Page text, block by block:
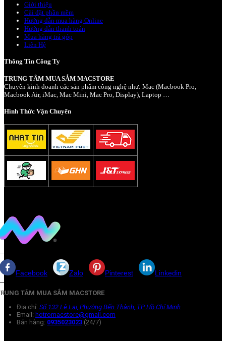
Giới thiệu
Cài đặt phần mềm
Hướng dẫn mua hàng Online
Hướng dẫn thanh toán
Mua hàng trả góp
Liên Hệ
Thông Tin Công Ty
TRUNG TÂM MUA SẮM MACSTORE
Chuyên kinh doanh các sản phẩm công nghệ như: Mac (Macbook Pro,
Macbook Air, iMac, Mac Mini, Mac Pro, Display), Laptop …
Hình Thức Vận Chuyển
Facebook Zalo Pinterest Linkedin
TÂM MUA SẮM MACSTORE
Địa chỉ: Số 132 Lê Lai, Phường Bến Thành, TP Hồ Chí Minh
Email: hotromacstore@gmail.com
Bán hàng: 0935023023 (24/7)